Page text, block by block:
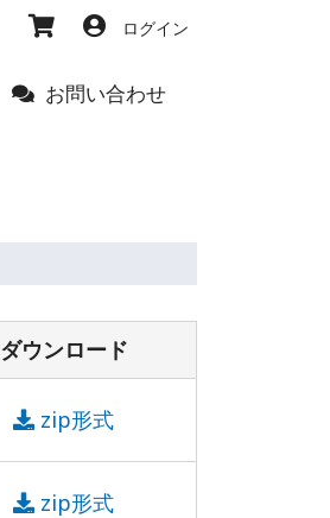
ログイン
お問い合わせ
ダウンロード
zip形式
zip形式